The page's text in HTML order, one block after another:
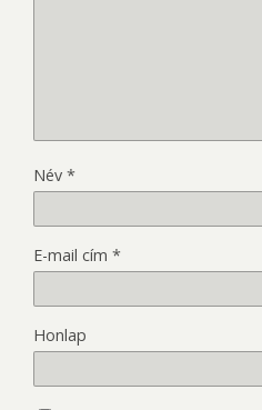
Név *
E-mail cím *
Honlap